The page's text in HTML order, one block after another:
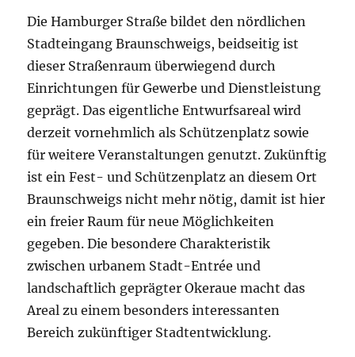
Die Hamburger Straße bildet den nördlichen
Stadteingang Braunschweigs, beidseitig ist
dieser Straßenraum überwiegend durch
Einrichtungen für Gewerbe und Dienstleistung
geprägt. Das eigentliche Entwurfsareal wird
derzeit vornehmlich als Schützenplatz sowie
für weitere Veranstaltungen genutzt. Zukünftig
ist ein Fest- und Schützenplatz an diesem Ort
Braunschweigs nicht mehr nötig, damit ist hier
ein freier Raum für neue Möglichkeiten
gegeben. Die besondere Charakteristik
zwischen urbanem Stadt-Entrée und
landschaftlich geprägter Okeraue macht das
Areal zu einem besonders interessanten
Bereich zukünftiger Stadtentwicklung.